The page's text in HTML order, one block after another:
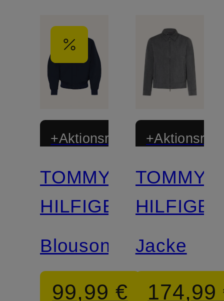
+Aktionsrabatt
TOMMY
HILFIGER
Blouson
99,99 €
TOMMY
Jacke
174,99